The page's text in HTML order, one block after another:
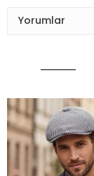
Yorumlar